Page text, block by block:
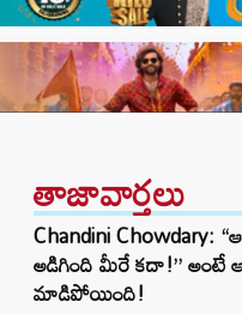
తాజావార్తలు
Chandini Chowdary:
అడిగింది మీరే కదా!” అంటే
మాడిపోయింది!